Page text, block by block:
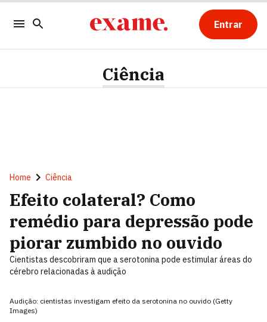
Entrar
Ciência
Home Ciência
Efeito colateral? Como
remédio para depressão pode
piorar zumbido no ouvido
Cientistas descobriram que a serotonina pode estimular áreas do
cérebro relacionadas à audição
Audição: cientistas investigam efeito da serotonina no ouvido (Getty
Images)